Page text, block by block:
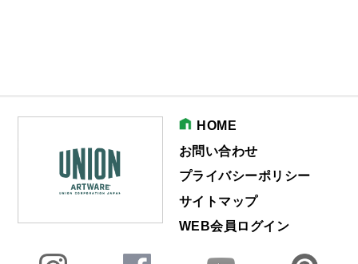
HOME
お問い合わせ
プライバシーポリシー
サイトマップ
WEB会員ログイン